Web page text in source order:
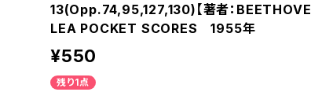
13(Opp.74,95,127,130)【著者：
LEA POCKET SCORES 1955年
¥550
残り1点